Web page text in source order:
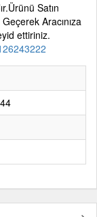
Satın
Aracınıza
ettiriniz.